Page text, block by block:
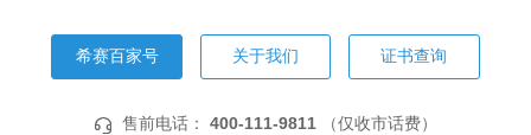
希赛百家号 关于我们 证书查询
售前电话： 400-111-9811 （仅收市话费）